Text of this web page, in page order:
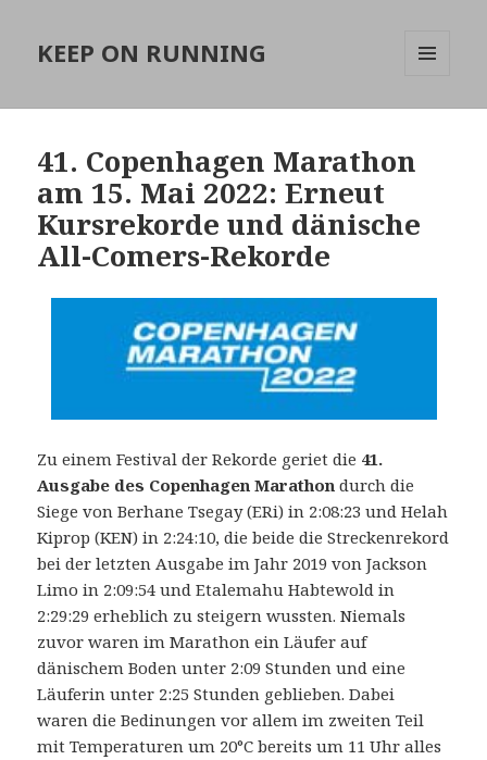
KEEP ON RUNNING
41. Copenhagen Marathon
am 15. Mai 2022: Erneut
Kursrekorde und dänische
All-Comers-Rekorde
Zu einem Festival der Rekorde geriet die 41.
Ausgabe des Copenhagen Marathon durch die
Siege von Berhane Tsegay (ERi) in 2:08:23 und Helah
Kiprop (KEN) in 2:24:10, die beide die Streckenrekord
bei der letzten Ausgabe im Jahr 2019 von Jackson
Limo in 2:09:54 und Etalemahu Habtewold in
2:29:29 erheblich zu steigern wussten.Niemals
zuvor waren im Marathon ein Läufer auf
dänischem Boden unter 2:09 Stunden und eine
Läuferin unter 2:25 Stunden geblieben. Dabei
waren die Bedinungen vor allem im zweiten Teil
mit Temperaturen um 20°C bereits um 11 Uhr alles